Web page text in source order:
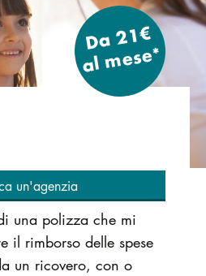
Da 21€
al mese*
un'agenzia
una polizza che mi
il rimborso delle spese
un ricovero, con o